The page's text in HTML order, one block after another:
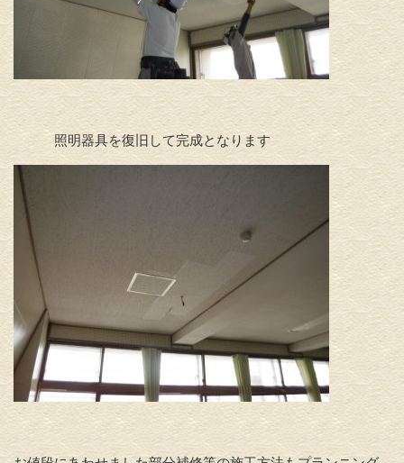
照明器具を復旧して完成となります